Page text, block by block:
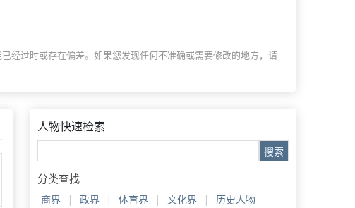
经过时或存在偏差。如果您发现任何不准确或需要修改的地方，请
人物快速检索
搜索
分类查找
商界 | 政界 | 体育界 | 文化界 | 历史人物